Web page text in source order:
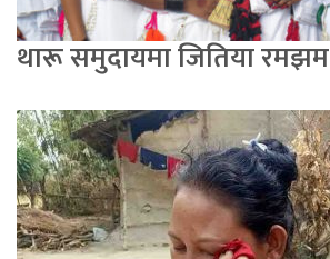
थारू समुदायमा जितिया रमझम